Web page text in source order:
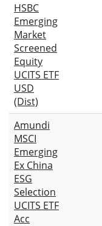
HSBC
Emerging
Market
Screened
Equity
UCITS ETF
USD
(Dist)
Amundi
MSCI
Emerging
Ex China
ESG
Selection
UCITS ETF
Acc